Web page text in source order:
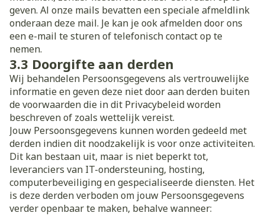
geven. Al onze mails bevatten een speciale afmeldlink
onderaan deze mail. Je kan je ook afmelden door ons
een e-mail te sturen of telefonisch contact op te
nemen.
3.3 Doorgifte aan derden
Wij behandelen Persoonsgegevens als vertrouwelijke
informatie en geven deze niet door aan derden buiten
de voorwaarden die in dit Privacybeleid worden
beschreven of zoals wettelijk vereist.
Jouw Persoonsgegevens kunnen worden gedeeld met
derden indien dit noodzakelijk is voor onze activiteiten.
Dit kan bestaan uit, maar is niet beperkt tot,
leveranciers van IT-ondersteuning, hosting,
computerbeveiliging en gespecialiseerde diensten. Het
is deze derden verboden om jouw Persoonsgegevens
verder openbaar te maken, behalve wanneer: